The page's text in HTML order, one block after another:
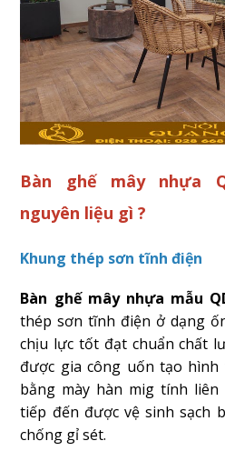
Bàn ghế mây nhựa
nguyên liệu gì ?
Khung thép sơn tĩnh điện
Bàn ghế mây nhựa mẫu
thép sơn tĩnh điện ở dạng
chịu lực tốt đạt chuẩn chất
được gia công uốn tạo
bằng mày hàn mig tính
tiếp đến được vệ sinh sạch
chống gỉ sét.